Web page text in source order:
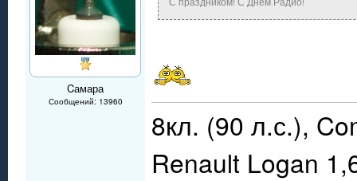
Cамара
Сообщений: 13960
8кл. (90 л.с.),
Renault Logan